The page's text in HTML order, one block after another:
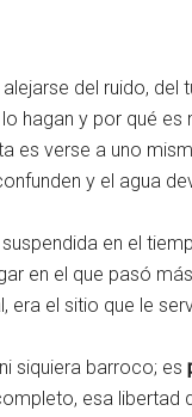
del ruido,
hagan y por qué
es verse a uno
y el agua
en el
en el que pasó
el sitio que le
siquiera barroco; es
esa